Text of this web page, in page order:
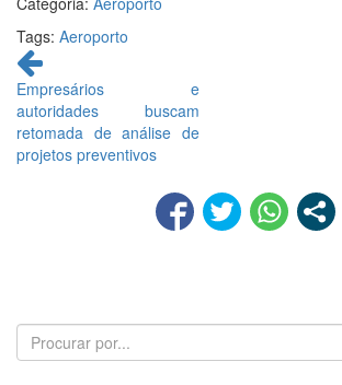
Tags: Aeroporto
Continue
lendo
Empresários e
autoridades buscam
retomada de análise de
projetos preventivos